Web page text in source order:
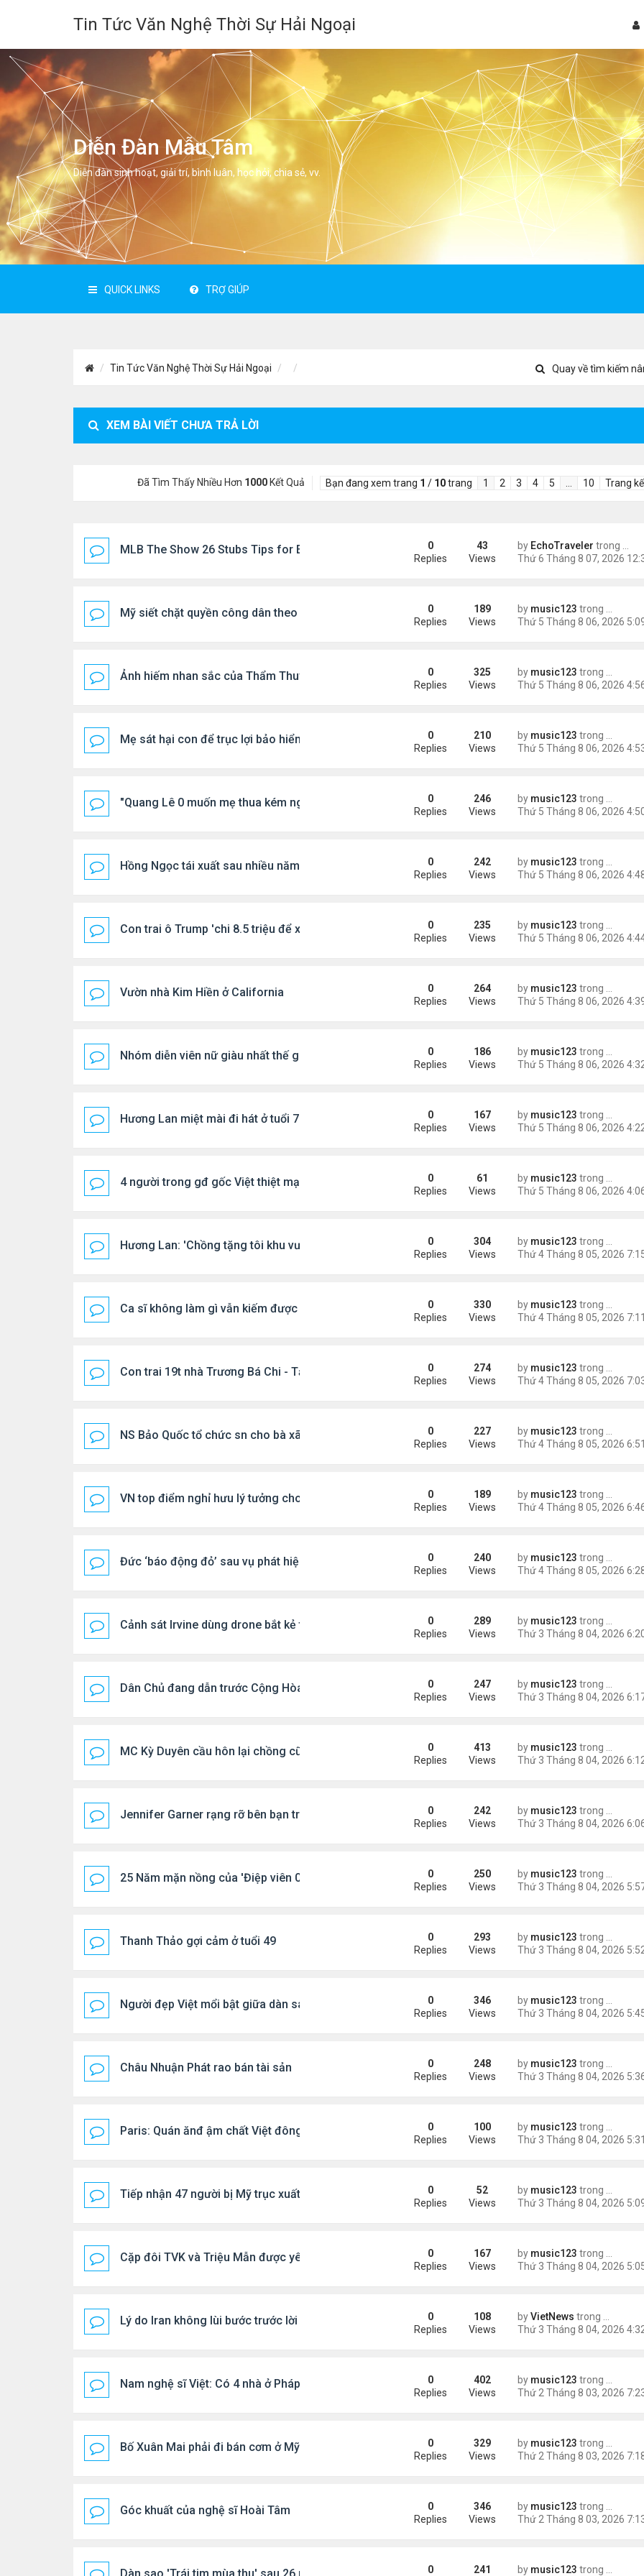
Tin Tức Văn Nghệ Thời Sự Hải Ngoại
Diễn Đàn Mẫu Tâm
Diễn đàn sinh hoạt, giải trí, bình luân, học hỏi, chia sẻ, vv.
QUICK LINKS TRỢ GIÚP
Tin Tức Văn Nghệ Thời Sự Hải Ngoại Quay về tìm kiếm
XEM BÀI VIẾT CHƯA TRẢ LỜI
Đã Tìm Thấy Nhiều Hơn 1000Kết Quả Bạn đang xem trang 1 / 10trang 1 2 3 4 5 10 Trang
MLB The Show 26 Stubs Tips for Efficient Marketplace Trading Decisions by EchoTraveler trong
Tin
0
Replies
43
Views
Mỹ siết chặt quyền công dân theo nơi sinh, mở rộng chống “du lịch sinh con”by music123 trong
Tin
0
Replies
189
Views
Ảnh hiếm nhan sắc của Thẩm Thuý Hằng by music123 trong
0
Replies
325
Views
Mẹ sát hại con để trục lợi bảo hiểm by music123 trong
0
Replies
210
Views
"Quang Lê 0 muốn mẹ thua kém người khác" by music123 trong
0
Replies
246
Views
Hồng Ngọc tái xuất sau nhiều năm ở ẩn by music123 trong
0
Replies
242
Views
Con trai ô Trump 'chi 8.5 triệu để xóa ràng buộc với vị hôn thê cũ by music123 trong
0
Replies
235
Views
Vườn nhà Kim Hiền ở California by music123 trong
0
Replies
264
Views
Nhóm diễn viên nữ giàu nhất thế giới by music123 trong
0
Replies
186
Views
Hương Lan miệt mài đi hát ở tuổi 70 by music123 trong
0
Replies
167
Views
4 người trong gđ gốc Việt thiệt mạng vì tai nạn xe hơi by music123 trong
0
Replies
61
Views
Hương Lan: 'Chồng tặng tôi khu vườn tình yêu' by music123 trong
0
Replies
304
Views
Ca sĩ không làm gì vẫn kiếm được 400 triệu đồng/tháng by music123 trong
0
Replies
330
Views
Con trai 19t nhà Trương Bá Chi - Tạ Đình Phong by music123 trong
0
Replies
274
Views
NS Bảo Quốc tổ chức sn cho bà xã by music123 trong
0
Replies
227
Views
VN top điểm nghỉ hưu lý tưởng cho người Mỹ by music123 trong
0
Replies
189
Views
Đức ‘báo động đỏ’ sau vụ phát hiện UAV mang chất nổ ở sân bay by music123 trong
0
Replies
240
Views
Cảnh sát Irvine dùng drone bắt kẻ trộm trong Walmart by music123 trong
0
Replies
289
Views
Dân Chủ đang dẫn trước Cộng Hòa trong các cuộc thăm dò dư luận by music123 trong
0
Replies
247
Views
MC Kỳ Duyên cầu hôn lại chồng cũ by music123 trong
0
Replies
413
Views
Jennifer Garner rạng rỡ bên bạn trai kém 6 tuổi by music123 trong
0
Replies
242
Views
25 Năm mặn nồng của 'Điệp viên 007' by music123 trong
0
Replies
250
Views
Thanh Thảo gợi cảm ở tuổi 49 by music123 trong
0
Replies
293
Views
Người đẹp Việt mổi bật giữa dàn sao châu Á by music123 trong
0
Replies
346
Views
Châu Nhuận Phát rao bán tài sản by music123 trong
0
Replies
248
Views
Paris: Quán ănđ ậm chất Việt đông kín khách chờ by music123 trong
0
Replies
100
Views
Tiếp nhận 47 người bị Mỹ trục xuất, Công an khuyến cáo by music123 trong
0
Replies
52
Views
Cặp đôi TVK và Triệu Mẫn được yêu thích nhất by music123 trong
0
Replies
167
Views
Lý do Iran không lùi bước trước lời đe dọa của ông Trump byVietNews trong
0
Replies
108
Views
Nam nghệ sĩ Việt: Có 4 nhà ở Pháp, sống gần tháp Eiffel... by music123 trong
0
Replies
402
Views
Bố Xuân Mai phải đi bán cơm ở Mỹ by music123 trong
0
Replies
329
Views
Góc khuất của nghệ sĩ Hoài Tâm by music123 trong
0
Replies
346
Views
by music123 trong
0 241